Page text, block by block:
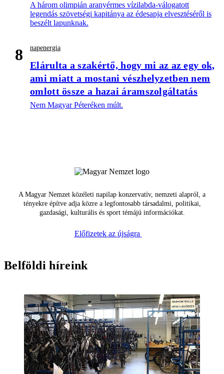
A három olimpián aranyérmes vízilabda-válogatott
legendás szövetségi kapitánya az édesapja elvesztéséről is
beszélt lapunknak.
8 napenergia
Elárulta a szakértő, hogy mi az az egy ok,
ami miatt a mostani vészhelyzetben nem
omlott össze a hazai áramszolgáltatás
Nem Magyar Péteréken múlt.
A Magyar Nemzet közéleti napilap konzervatív, nemzeti alapról, a
tényekre építve adja közre a legfontosabb társadalmi, politikai,
gazdasági, kulturális és sport témájú információkat.
Előfizetek az újságra
Belföldi híreink